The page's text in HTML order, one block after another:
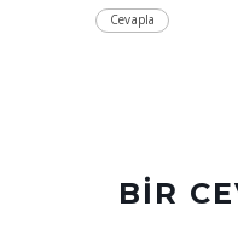
Cevapla
BIR